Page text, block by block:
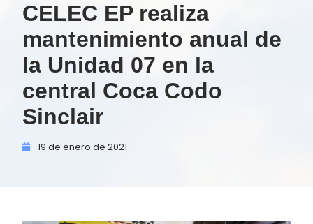
CELEC EP realiza
mantenimiento anual de
la Unidad 07 en la
central Coca Codo
Sinclair
19 de enero de 2021